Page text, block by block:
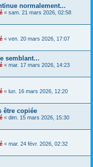
normalement...
« sam. 21 mars 2026, 02:58
« ven. 20 mars 2026, 17:07
semblant...
« mar. 17 mars 2026, 14:23
« lun. 16 mars 2026, 12:20
être copiée
« dim. 15 mars 2026, 15:30
« mar. 24 févr. 2026, 02:32